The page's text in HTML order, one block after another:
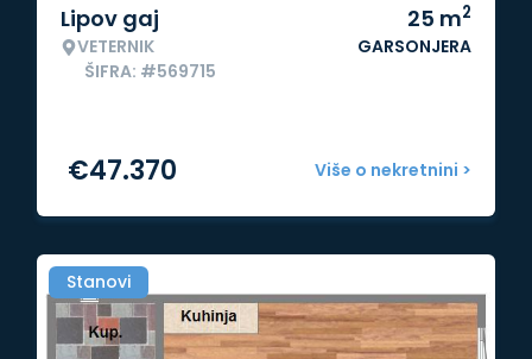
Lipov gaj
VETERNIK
ŠIFRA: #569715
25 m2
GARSONJERA
Više o nekretnini >
€47.370
Stanovi